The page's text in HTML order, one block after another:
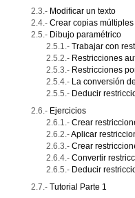
Modificar un texto
Crear copias
Dibujo paramétrico
Trabajar con
Restricciones
Restricciones
La conversión
Deducir
Ejercicios
Crear
Aplicar
Crear
Convertir
Deducir
Tutorial Parte 1